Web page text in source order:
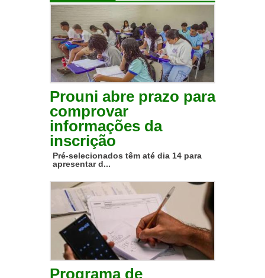
Prouni abre prazo para
comprovar
informações da
inscrição
Pré-selecionados têm até dia 14 para
apresentar d...
Programa de